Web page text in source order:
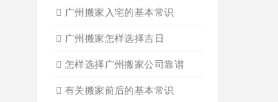
日式搬家的服务流程有哪些
广州搬家入宅的基本常识
广州搬家怎样选择吉日
怎样选择广州搬家公司靠谱